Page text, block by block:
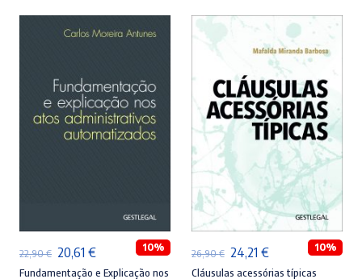
22,90€ O
preço
20,61 €O
preço
10%
Fundamentação e Explicação nos
ADICIONAR
26,90€ O
preço
24,21 €O
preço
10%
Cláusulas acessórias típicas